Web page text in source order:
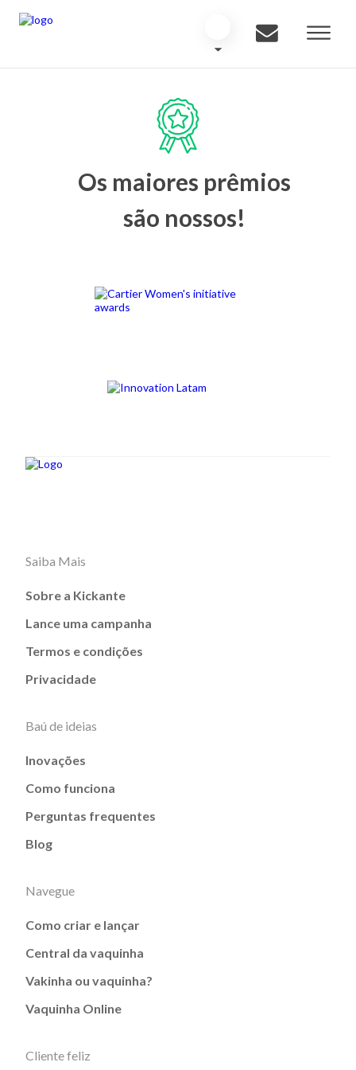
Os maiores prêmios
são nossos!
Saiba Mais
Sobre a Kickante
Lance uma campanha
Termos e condições
Privacidade
Baú de ideias
Inovações
Como funciona
Perguntas frequentes
Blog
Navegue
Como criar e lançar
Central da vaquinha
Vakinha ou vaquinha?
Vaquinha Online
Cliente feliz